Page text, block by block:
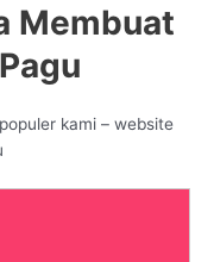
Membuat
kami – website